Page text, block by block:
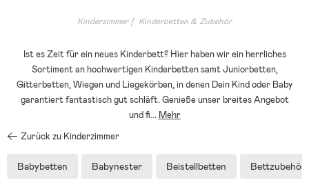
Kinderzimmer Kinderbetten & Zubehör
Ist es Zeit für ein neues Kinderbett? Hier haben wir ein herrliches
Sortiment an hochwertigen Kinderbetten samt Juniorbetten,
Gitterbetten, Wiegen und Liegekörben, in denen Dein Kind oder Baby
garantiert fantastisch gut schläft. Genieße unser breites Angebot
und fi... Mehr
Zurück zu Kinderzimmer
Babybetten Babynester Beistellbetten Bettzubehör